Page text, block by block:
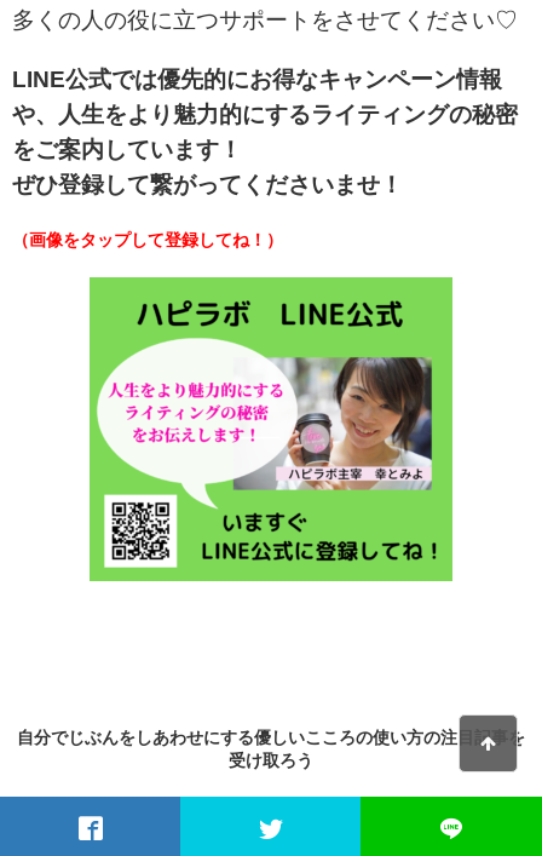
多くの人の役に立つサポートをさせてください♡
LINE公式では優先的にお得なキャンペーン情報
や、人生をより魅力的にするライティングの秘密
をご案内しています！
ぜひ登録して繋がってくださいませ！
（画像をタップして登録してね！）
自分でじぶんをしあわせにする優しいこころの使い方の注目記事
を
受け取ろう